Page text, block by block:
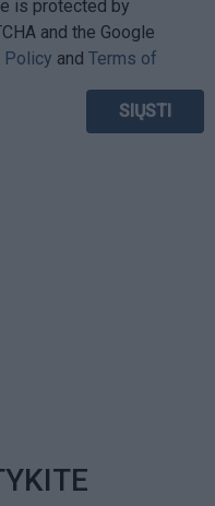
is protected by
and the Google
Policy and Terms of